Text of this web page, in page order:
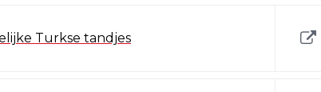
Turkse tandjes